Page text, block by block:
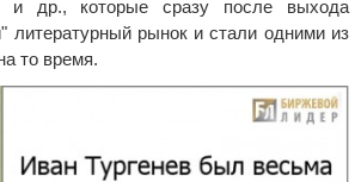
и др., которые сразу после выхода
литературный рынок и стали одними из
то время.